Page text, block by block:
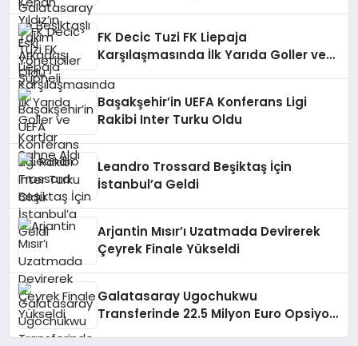
FK Decic Tuzi FK Liepaja
Karşılaşmasında İlk Yarıda Goller ve
Başakşehir’in UEFA Konferans Ligi
Rakibi Inter Turku Oldu
Leandro Trossard Beşiktaş İçin
İstanbul’a Geldi
Arjantin Mısır’ı Uzatmada Devirerek
Çeyrek Finale Yükseldi
Galatasaray Ugochukwu
Transferinde 22.5 Milyon Euro Opsiyon